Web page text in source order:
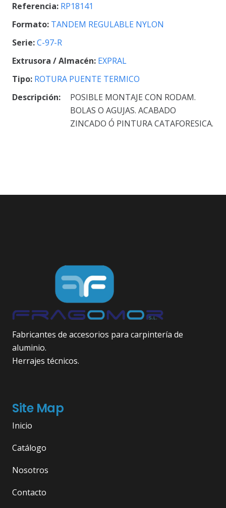
Referencia: RP18141
Formato: TANDEM REGULABLE NYLON
Serie:C-97-R
Extrusora / Almacén: EXPRAL
Tipo: ROTURA PUENTE TERMICO
Descripción:
POSIBLE MONTAJE CON RODAM.
BOLAS O AGUJAS. ACABADO
ZINCADO Ó PINTURA CATAFORESICA.
Fabricantes de accesorios para carpintería de
aluminio.
Herrajes técnicos.
Site Map
Inicio
Catálogo
Nosotros
Contacto